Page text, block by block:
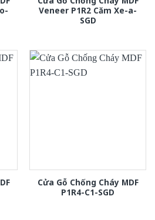
Veneer P1R2 Căm Xe-a-
SGD
Cửa Gỗ Chống Cháy MDF
P1R4-C1-SGD